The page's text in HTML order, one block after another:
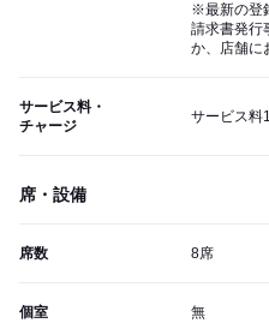
※最新の登
請求書発行
か、店舗に
サービス料・
チャージ
サービス料
席・設備
席数 8席
個室 無